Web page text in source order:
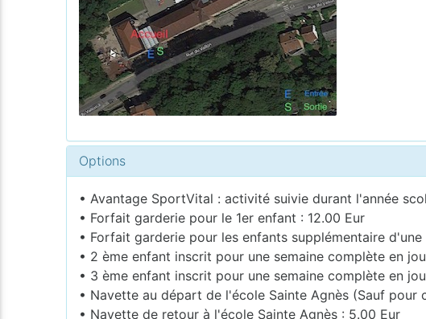
Options
• Avantage SportVital : activité suivie durant l'année
• Forfait garderie pour le 1er enfant : 12.00 Eur
• Forfait garderie pour les enfants supplémentaire
• 2 ème enfant inscrit pour une semaine complète en
• 3 ème enfant inscrit pour une semaine complète en
• Navette au départ de l'école Sainte Agnès (Sauf
• Navette de retour à l'école Sainte Agnès : 5.00 Eur